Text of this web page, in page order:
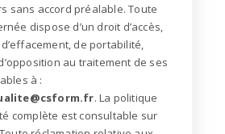
sans accord préalable.Toute
dispose d’un droit d’accès,
de portabilité,
au traitement de ses
à :
.La politique
complète est consultable sur